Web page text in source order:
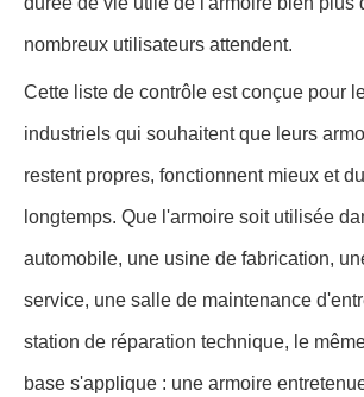
nombreux utilisateurs attendent.
Cette liste de contrôle est conçue pour
industriels qui souhaitent que leurs
restent propres, fonctionnent mieux et
longtemps. Que l'armoire soit utilisée
automobile, une usine de fabrication,
service, une salle de maintenance
station de réparation technique, le
base s'applique : une armoire